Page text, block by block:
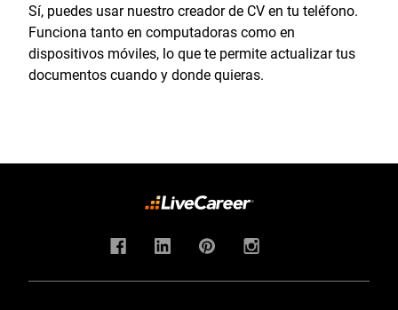
Sí, puedes usar nuestro creador de CV en tu teléfono.
Funciona tanto en computadoras como en
dispositivos móviles, lo que te permite actualizar tus
documentos cuando y donde quieras.